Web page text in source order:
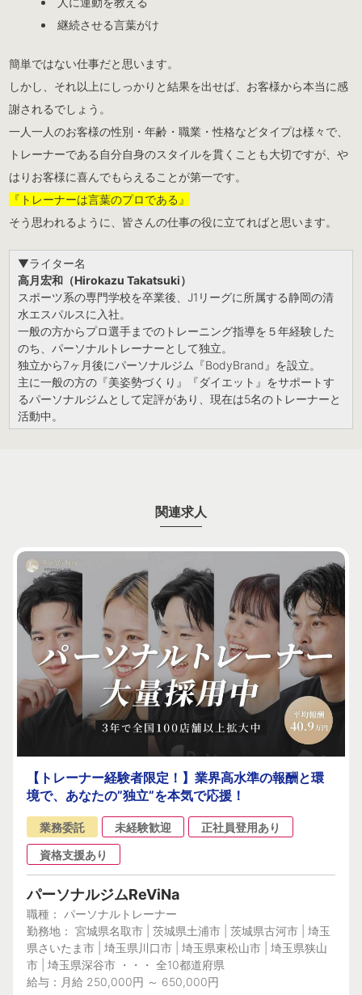
継続させる言葉がけ
簡単ではない仕事だと思います。
しかし、それ以上にしっかりと結果を出せば、お客様から本当に感
謝されるでしょう。
一人一人のお客様の性別・年齢・職業・性格などタイプは様々で、
トレーナーである自分自身のスタイルを貫くことも大切ですが、や
はりお客様に喜んでもらえることが第一です。
『トレーナーは言葉のプロである』
そう思われるように、皆さんの仕事の役に立てればと思います。
▼ライター名
高月宏和（Hirokazu Takatsuki）
スポーツ系の専門学校を卒業後、J1リーグに所属する静岡の清
水エスパルスに入社。
一般の方からプロ選手までのトレーニング指導を５年経験した
のち、パーソナルトレーナーとして独立。
独立から7ヶ月後にパーソナルジム『BodyBrand』を設立。
主に一般の方の『美姿勢づくり』『ダイエット』をサポートす
るパーソナルジムとして定評があり、現在は5名のトレーナーと
活動中。
関連求人
【トレーナー経験者限定！】業界高水準の報酬と環
境で、あなたの”独立”を本気で応援！
業務委託 未経験歓迎
正社員登用あり
資格支援あり
パーソナルジムReViNa
職種： パーソナルトレーナー
勤務地： 宮城県名取市 | 茨城県土浦市 | 茨城県古河市 | 埼玉
県さいたま市 | 埼玉県川口市 | 埼玉県東松山市 | 埼玉県狭山
市 | 埼玉県深谷市 ・・・ 全10都道府県
給与：月給 250,000円 ～ 650,000円